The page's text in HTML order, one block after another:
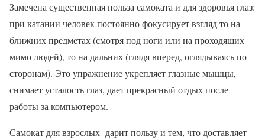
Замечена существенная польза самоката и для здоровья глаз:
при катании человек постоянно фокусирует взгляд то на
ближних предметах (смотря под ноги или на проходящих
мимо людей), то на дальних (глядя вперед, оглядываясь по
сторонам). Это упражнение укрепляет глазные мышцы,
снимает усталость глаз, дает прекрасный отдых после
работы за компьютером.
Самокат для взрослых дарит пользу и тем, что доставляет